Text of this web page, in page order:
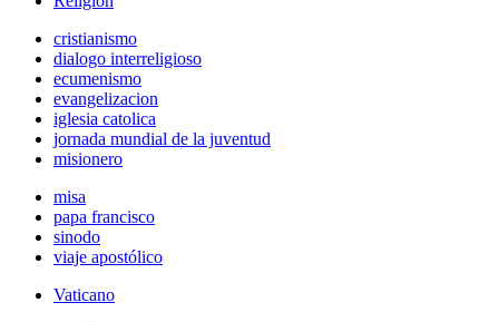
cristianismo
dialogo interreligioso
ecumenismo
evangelizacion
iglesia catolica
jornada mundial de la juventud
misionero
misa
papa francisco
sinodo
viaje apostólico
Vaticano